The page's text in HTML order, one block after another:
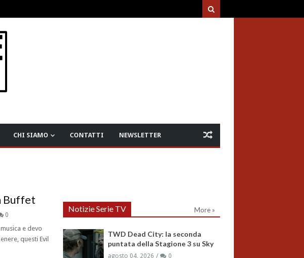
CHI SIAMO CONTATTI NEWSLETTER
Buffet
0
e devo
questi Evil
Notizie Serie TV More »
TWD Dead City: la seconda
puntata della Stagione 3 su Sky
agosto 04, 2026 0